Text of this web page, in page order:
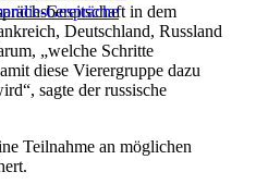
Gespräche
in dem
Deutschland, Russland
„welche Schritte
diese Vierergruppe dazu
sagte der russische
Teilnahme an möglichen